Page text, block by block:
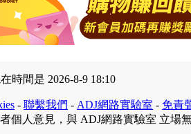
時間是 2026-8-9 18:10
- 聯繫我們 - ADJ網路實驗室 - 免責
個人意見，與 ADJ網路實驗室 立場